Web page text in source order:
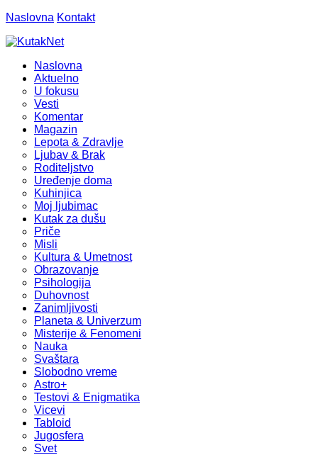
Naslovna Kontakt
Naslovna
Aktuelno
U fokusu
Vesti
Komentar
Magazin
Lepota & Zdravlje
Ljubav & Brak
Roditeljstvo
Uređenje doma
Kuhinjica
Moj ljubimac
Kutak za dušu
Priče
Misli
Kultura & Umetnost
Obrazovanje
Psihologija
Duhovnost
Zanimljivosti
Planeta & Univerzum
Misterije & Fenomeni
Nauka
Svaštara
Slobodno vreme
Astro+
Testovi & Enigmatika
Vicevi
Tabloid
Jugosfera
Svet